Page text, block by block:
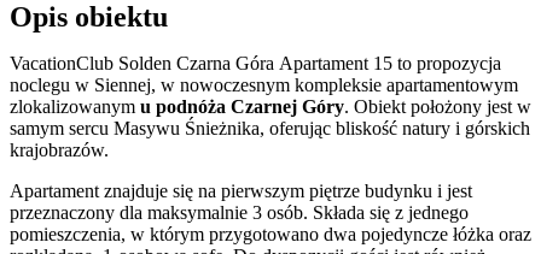
Opis obiektu
VacationClub Solden Czarna Góra Apartament 15 to propozycja
noclegu w Siennej, w nowoczesnym kompleksie apartamentowym
zlokalizowanym u podnóża Czarnej Góry. Obiekt położony jest w
samym sercu Masywu Śnieżnika, oferując bliskość natury i górskich
krajobrazów.
Apartament znajduje się na pierwszym piętrze budynku i jest
przeznaczony dla maksymalnie 3 osób. Składa się z jednego
pomieszczenia, w którym przygotowano dwa pojedyncze łóżka oraz